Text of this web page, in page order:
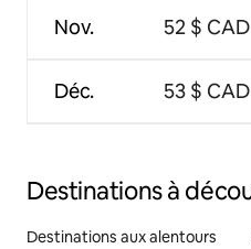
Nov.
Déc.
52 $ CAD
53 $ CAD
Destinations à
Destinations aux alentours